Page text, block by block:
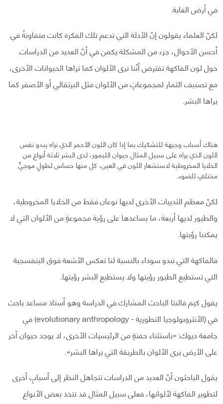
في أرض الغابة.
لكنّ العلماء يقولون إنّ الأدلة التي تدعم تلك الفكرة كانت متفاوتةً في
أحسن الأحوال، جزء من المشكلة يكمن في أنّ العديد من الدراسات
حول لون الفاكهة تفترض أنّنا نرى الألوان كما تراها الحيوانات الأخرى،
مع تصنيف الثمار لمجموعاتٍ من الألوان مثل البرتقالي أو الأصفر كما
يراها البشر.
هناك أسباب وجيهة للتشكيك بما إذا كان اللون الأحمر الذي نراه يبدو نفس
اللون الذي يراه على سبيل المثال حيوان الليمور، لدى البشر ثلاثة أنواع من
الخلايا المخروطية لاستشعار اللون في العين، كل منها حساس لطولٍ موجيٍّ
مختلفٍ للضوء.
لكنّ معظم الثدييات الأخرى لديها نوعان فقط من الخلايا المخروطية،
والطيور لديها أربعة، ما يساعدها على رؤية مجموعةٍ من الألوان التي لا
يمكننا رؤيتها.
فالفاكهة التي تبدو سوداء بالنسبة لنا تعكس الأشعة فوق البنفسجية
التي تستطيع الطيور رؤيتها ولا يستطيع البشر رؤيتها.
يقول كيم فالنتا الباحث المشارك في الدراسة وهو أستاذ مساعد باحث
في (الأنثروبولوجيا التطورية - evolutionary anthropology) في
جامعة ديوك: «باستثناء حفنةٍ من الرئيسيات الأخرى، لا يوجد حيوان آخر
على الأرض يرى الألوان بالطريقة التي يراها البشر».
يقول الباحثون أنّ العديد من الدراسات تتجاهل النظر إلى أسبابٍ أخرى
لتطوير الفاكهة لألوانها، فعلى سبيل المثال قد تتخذ بعض الأنواع